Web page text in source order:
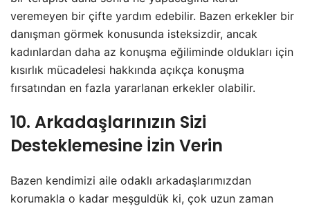
veremeyen bir çifte yardım edebilir. Bazen erkekler bir
danışman görmek konusunda isteksizdir, ancak
kadınlardan daha az konuşma eğiliminde oldukları için
kısırlık mücadelesi hakkında açıkça konuşma
fırsatından en fazla yararlanan erkekler olabilir.
10. Arkadaşlarınızın Sizi
Desteklemesine İzin Verin
Bazen kendimizi aile odaklı arkadaşlarımızdan
korumakla o kadar meşguldük ki, çok uzun zaman